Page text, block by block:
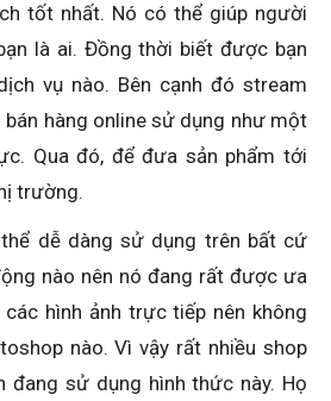
tốt nhất. Nó có thể giúp người
là ai. Đồng thời biết được bạn
vụ nào. Bên cạnh đó stream
hàng online sử dụng như một
Qua đó, để đưa sản phẩm tới
trường.
dễ dàng sử dụng trên bất cứ
nào nên nó đang rất được ưa
hình ảnh trực tiếp nên không
nào. Vì vậy rất nhiều shop
đang sử dụng hình thức này. Họ